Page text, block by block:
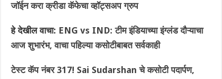
जॉईन करा क्रीडा कॅफेचा व्हॉट्सअप ग्रुप
हे देखील वाचा: ENG vs IND: टीम इंडियाच्या इंग्लंड दौऱ्याचा
आज शुभारंभ, वाचा पहिल्या कसोटीबाबत सर्वकाही
टेस्ट कॅप नंबर 317! Sai Sudarshan चे कसोटी पदार्पण,